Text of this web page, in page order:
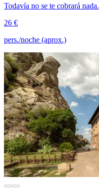
Todavía no se te cobrará nada.
26 €
pers./noche (aprox.)